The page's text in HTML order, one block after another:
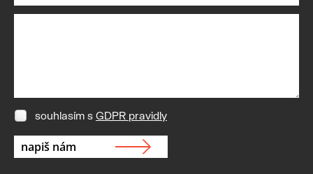
souhlasím s GDPR pravidly